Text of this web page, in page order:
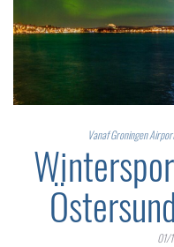
Vanaf Groningen Airport
01/